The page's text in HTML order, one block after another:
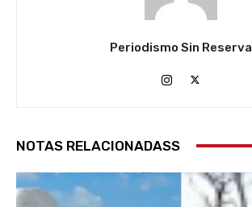
Periodismo Sin Reserva
NOTAS RELACIONADASS